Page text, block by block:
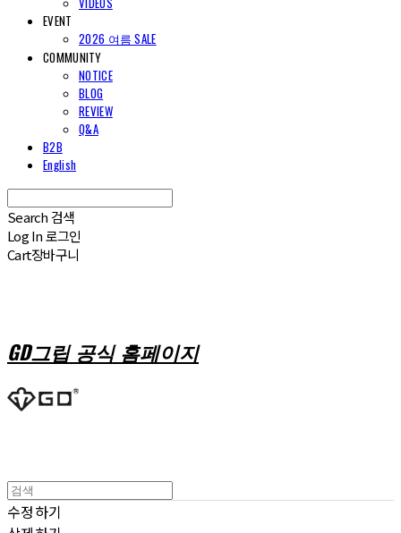
EVENT
2026 여름 SALE
COMMUNITY
NOTICE
BLOG
REVIEW
Q&A
B2B
English
Search 검색
Log In로그인
Cart장바구니
GD그립 공식 홈페이지
수정하기